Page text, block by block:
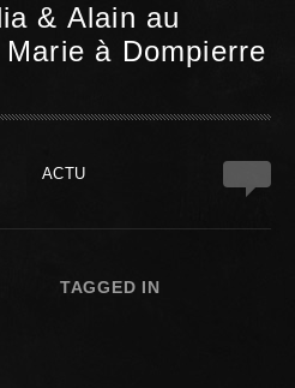
& Alain au
à Dompierre
ACTU
TAGGED IN